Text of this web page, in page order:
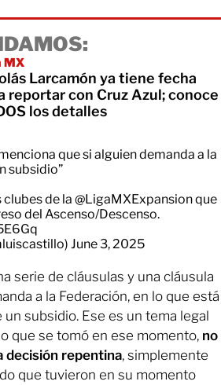
MX
Larcamón ya tiene fecha
reportar con Cruz Azul; conoce
los detalles
que si alguien demanda a la
subsidio”
clubes de la @LigaMXExpansionque
del Ascenso/Descenso.
June 3, 2025
serie de cláusulas y una cláusula
a la Federación, en lo que está
un subsidio. Ese es un tema legal
que se tomó en ese momento, no
decisión repentina, simplemente
que tuvieron en su momento